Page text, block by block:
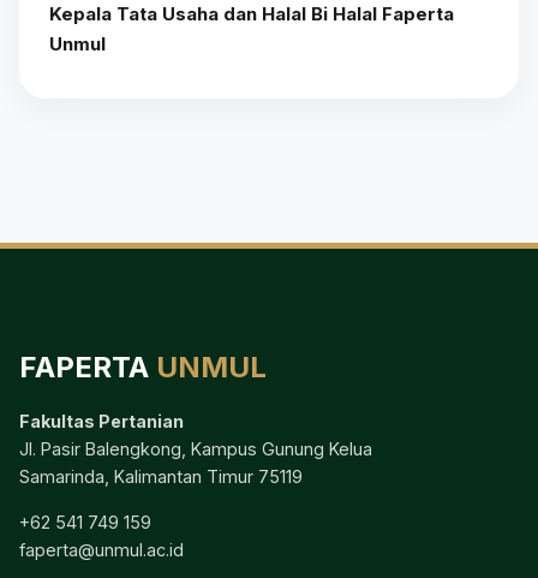
Kepala Tata Usaha dan Halal Bi Halal Faperta
Unmul
FAPERTA UNMUL
Fakultas Pertanian
Jl. Pasir Balengkong, Kampus Gunung Kelua
Samarinda, Kalimantan Timur 75119
+62 541 749 159
faperta@unmul.ac.id